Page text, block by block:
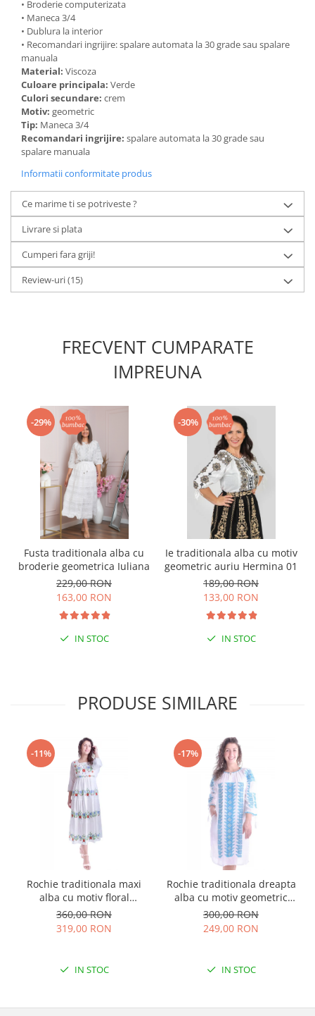
• Broderie computerizata
• Maneca 3/4
• Dublura la interior
• Recomandari ingrijire: spalare automata la 30 grade sau spalare
manuala
Material: Viscoza
Culoare principala: Verde
Culori secundare: crem
Motiv: geometric
Tip: Maneca 3/4
Recomandari ingrijire: spalare automata la 30 grade sau
spalare manuala
Informatii conformitate produs
Ce marime ti se potriveste ?
Livrare si plata
Cumperi fara griji!
Review-uri(15)
FRECVENT CUMPARATE
IMPREUNA
-29%
Fusta traditionala alba cu
broderie geometrica Iuliana
229,00 RON
163,00 RON
IN STOC
-30%
Ie traditionala alba cu motiv
geometric auriu Hermina 01
189,00 RON
133,00 RON
IN STOC
PRODUSE SIMILARE
-11%
Rochie traditionala maxi
alba cu motiv floral
multicolor Sanziana
360,00 RON
319,00 RON
IN STOC
-17%
Rochie traditionala dreapta
alba cu motiv geometric
albastru Tania
300,00 RON
249,00 RON
IN STOC